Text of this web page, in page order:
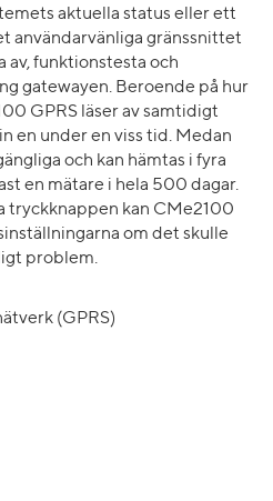
aktuella status eller ett
användarvänliga gränssnittet
av, funktionstesta och
gatewayen. Beroende på hur
GPRS läser av samtidigt
en under en viss tid. Medan
och kan hämtas i fyra
en mätare i hela 500 dagar.
tryckknappen kan CMe2100
om det skulle
problem.
(GPRS)